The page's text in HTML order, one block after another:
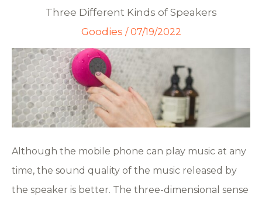
Three Different Kinds of Speakers
Goodies / 07/19/2022
Although the mobile phone can play music at any
time, the sound quality of the music released by
the speaker is better. The three-dimensional sense